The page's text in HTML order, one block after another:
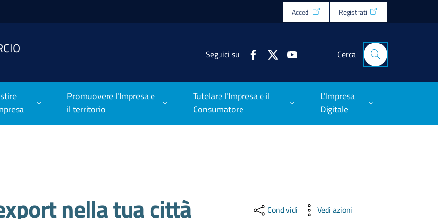
Accedi Registrati
Seguici su Cerca
Promuovere l'Impresa e
il territorio
Tutelare l'Impresa e il
Consumatore
L'Impresa
Digitale
nella tua città
Condividi Vedi azioni